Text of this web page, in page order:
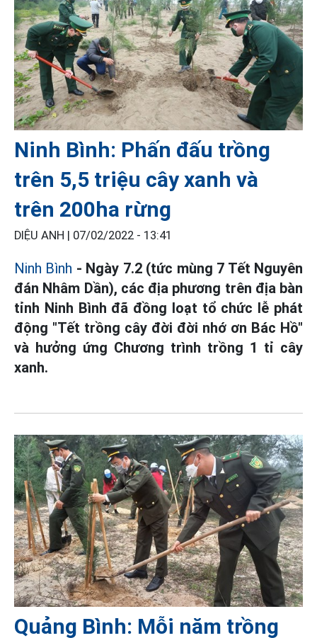
Ninh Bình: Phấn đấu trồng
trên 5,5 triệu cây xanh và
trên 200ha rừng
DIỆU ANH | 07/02/2022 - 13:41
Ninh Bình - Ngày 7.2 (tức mùng 7 Tết Nguyên
đán Nhâm Dần), các địa phương trên địa bàn
tỉnh Ninh Bình đã đồng loạt tổ chức lễ phát
động "Tết trồng cây đời đời nhớ ơn Bác Hồ"
và hưởng ứng Chương trình trồng 1 tỉ cây
xanh.
Quảng Bình: Mỗi năm trồng